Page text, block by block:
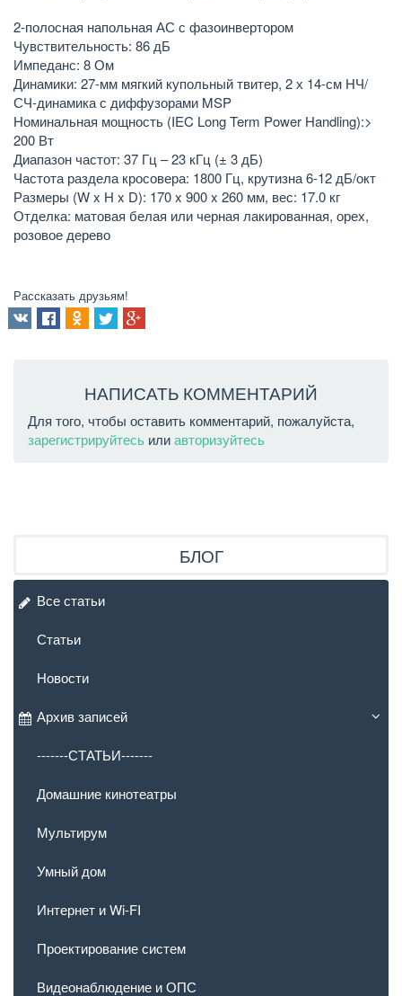
2-полосная напольная АС с фазоинвертором
Чувствительность: 86 дБ
Импеданс: 8 Ом
Динамики: 27-мм мягкий купольный твитер, 2 х 14-см НЧ/
СЧ-динамика с диффузорами MSP
Номинальная мощность (IEC Long Term Power Handling):>
200 Вт
Диапазон частот: 37 Гц – 23 кГц (± 3 дБ)
Частота раздела кросовера: 1800 Гц, крутизна 6-12 дБ/окт
Размеры (W x H x D): 170 x 900 x 260 мм, вес: 17.0 кг
Отделка: матовая белая или черная лакированная, орех,
розовое дерево
Рассказать друзьям!
НАПИСАТЬ КОММЕНТАРИЙ
Для того, чтобы оставить комментарий, пожалуйста,
зарегистрируйтесь илиавторизуйтесь
БЛОГ
Все статьи
Статьи
Новости
Архив записей
-------СТАТЬИ-------
Домашние кинотеатры
Мультирум
Умный дом
Интернет и Wi-FI
Проектирование систем
Видеонаблюдение и ОПС